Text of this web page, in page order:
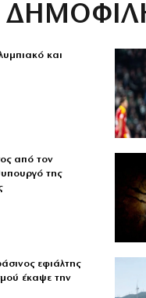
και
από τον
της
εφιάλτης
έκαψε την